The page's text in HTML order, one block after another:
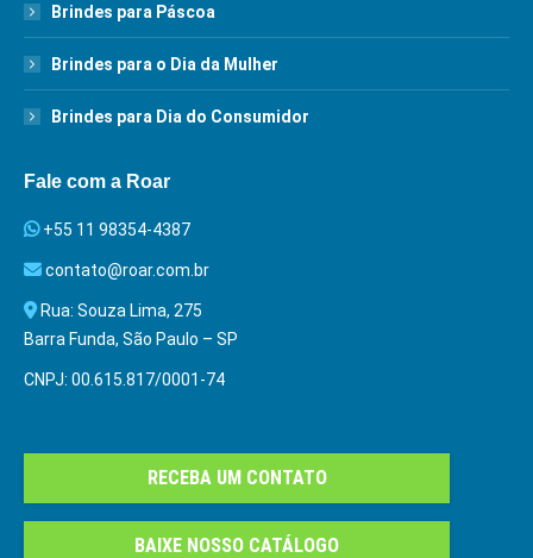
Brindes para Páscoa
Brindes para o Dia da Mulher
Brindes para Dia do Consumidor
Fale com a Roar
+55 11 98354-4387
contato@roar.com.br
Rua: Souza Lima, 275
Barra Funda, São Paulo – SP
CNPJ: 00.615.817/0001-74
RECEBA UM CONTATO
BAIXE NOSSO CATÁLOGO